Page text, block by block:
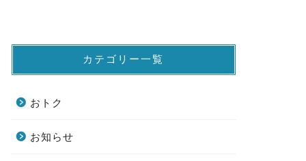
カテゴリー一覧
おトク
お知らせ